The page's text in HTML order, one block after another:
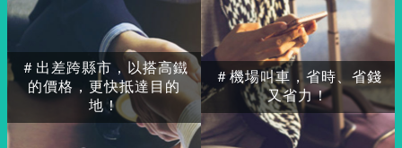
＃出差跨縣市，以搭高鐵
的價格，更快抵達目的
地！
＃機場叫車，省時、省錢
又省力！